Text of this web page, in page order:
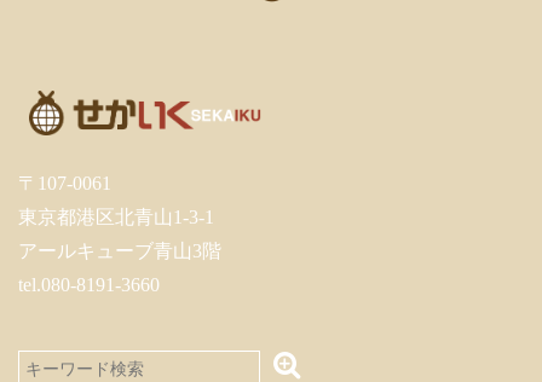
〒107-0061
東京都港区北青山1-3-1
アールキューブ青山3階
tel.080-8191-3660